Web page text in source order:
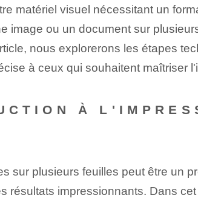
matériel visuel nécessitant un
image ou un document sur
nous explorerons les étapes
à ceux qui souhaitent maîtriser
À
sur plusieurs feuilles peut être un
résultats impressionnants. Dans